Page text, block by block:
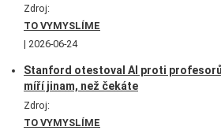
Zdroj:
TO VYMYSLÍME
2026-06-24
Stanford otestoval AI proti
míří jinam, než čekáte
Zdroj:
TO VYMYSLÍME